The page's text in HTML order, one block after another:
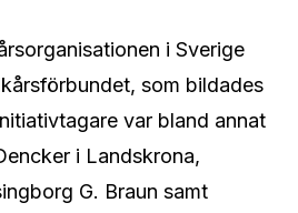
i Sverige
som bildades
var bland annat
i Landskrona,
G. Braun samt